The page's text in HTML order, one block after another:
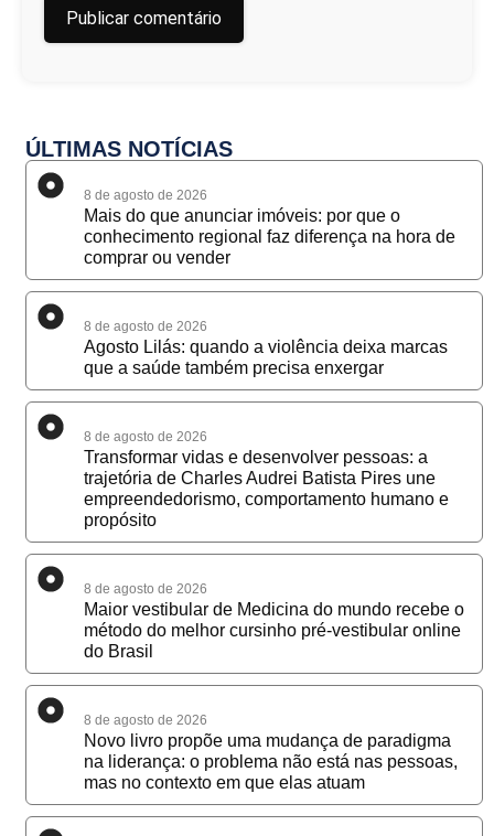
ÚLTIMAS NOTÍCIAS
8 de agosto de 2026
Mais do que anunciar imóveis: por que o
conhecimento regional faz diferença na hora de
comprar ou vender
8 de agosto de 2026
Agosto Lilás: quando a violência deixa marcas
que a saúde também precisa enxergar
8 de agosto de 2026
Transformar vidas e desenvolver pessoas: a
trajetória de Charles Audrei Batista Pires une
empreendedorismo, comportamento humano e
propósito
8 de agosto de 2026
Maior vestibular de Medicina do mundo recebe o
método do melhor cursinho pré-vestibular online
do Brasil
8 de agosto de 2026
Novo livro propõe uma mudança de paradigma
na liderança: o problema não está nas pessoas,
mas no contexto em que elas atuam